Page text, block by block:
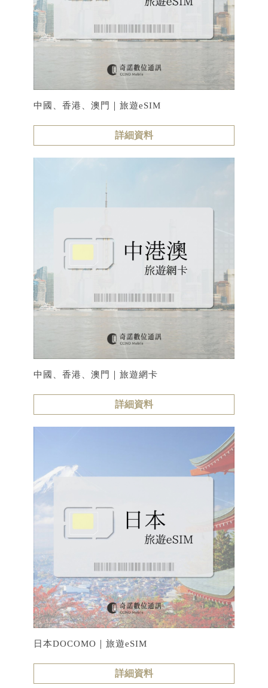
中國、香港、澳門｜旅遊eSIM
詳細資料
中國、香港、澳門｜旅遊網卡
詳細資料
日本DOCOMO｜旅遊eSIM
詳細資料